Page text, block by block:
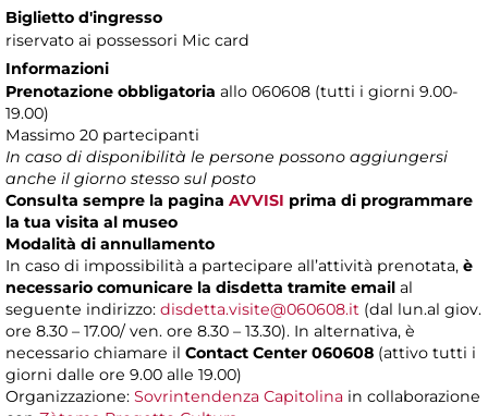
Biglietto d'ingresso
riservato ai possessori Mic card
Informazioni
Prenotazione obbligatoria allo 060608 (tutti i giorni 9.00-
19.00)
Massimo 20 partecipanti
In caso di disponibilità le persone possono aggiungersi
anche il giorno stesso sul posto
Consulta sempre la pagina AVVISI prima di programmare
la tua visita al museo
Modalità di annullamento
In caso di impossibilità a partecipare all’attività prenotata, è
necessario comunicare la disdetta tramite email al
seguente indirizzo: disdetta.visite@060608.it (dal lun.al giov.
ore 8.30 – 17.00/ ven. ore 8.30 – 13.30). In alternativa, è
necessario chiamare il Contact Center 060608 (attivo tutti i
giorni dalle ore 9.00 alle 19.00)
Organizzazione: Sovrintendenza Capitolina in collaborazione